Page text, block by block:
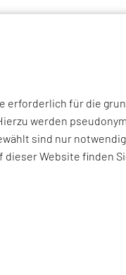
erforderlich für die
werden
sind nur
dieser Website finden